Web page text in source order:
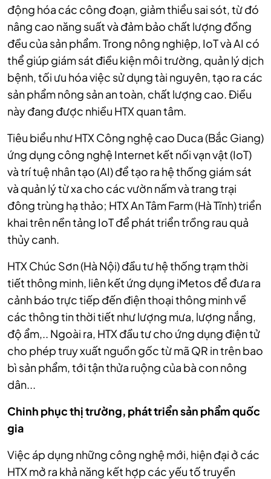
động hóa các công đoạn, giảm thiểu sai sót, từ đó
nâng cao năng suất và đảm bảo chất lượng đồng
đều của sản phẩm. Trong nông nghiệp, IoT và AI có
thể giúp giám sát điều kiện môi trường, quản lý dịch
bệnh, tối ưu hóa việc sử dụng tài nguyên, tạo ra các
sản phẩm nông sản an toàn, chất lượng cao. Điều
này đang được nhiều HTX quan tâm.
Tiêu biểu như HTX Công nghệ cao Duca (Bắc Giang)
ứng dụng công nghệ Internet kết nối vạn vật (IoT)
và trí tuệ nhân tạo (AI) để tạo ra hệ thống giám sát
và quản lý từ xa cho các vườn nấm và trang trại
đông trùng hạ thảo; HTX An Tâm Farm (Hà Tĩnh) triển
khai trên nền tảng IoT để phát triển trồng rau quả
thủy canh.
HTX Chúc Sơn (Hà Nội) đầu tư hệ thống trạm thời
tiết thông minh, liên kết ứng dụng iMetos để đưa ra
cảnh báo trực tiếp đến điện thoại thông minh về
các thông tin thời tiết như lượng mưa, lượng nắng,
độ ẩm,.. Ngoài ra, HTX đầu tư cho ứng dụng điện tử
cho phép truy xuất nguồn gốc từ mã QR in trên bao
bì sản phẩm, tới tận thửa ruộng của bà con nông
dân...
Chinh phục thị trường, phát triển sản phẩm quốc
gia
Việc áp dụng những công nghệ mới, hiện đại ở các
HTX mở ra khả năng kết hợp các yếu tố truyền